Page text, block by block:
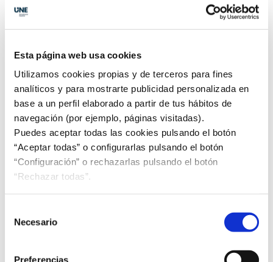
Esta página web usa cookies
Utilizamos cookies propias y de terceros para fines
analíticos y para mostrarte publicidad personalizada en
base a un perfil elaborado a partir de tus hábitos de
navegación (por ejemplo, páginas visitadas).
Puedes aceptar todas las cookies pulsando el botón
“Aceptar todas” o configurarlas pulsando el botón
“Configuración” o rechazarlas pulsando el botón
“Rechazar todas”.
Necesario
Preferencias
Ministerio de Agricultura, Pesca y Alimentación
españolas en las dos grandes ferias internacionales
del sector que se celebraron en el mes de
noviembre: PLMA Chicago (Estados Unidos) y Food
Ingredients Europe (Alemania). Así, un total de 48
empresas estuvieron presentes en estas ferias en
las que la industria española de alimentación y
bebidas busca promover su posición exportadora en